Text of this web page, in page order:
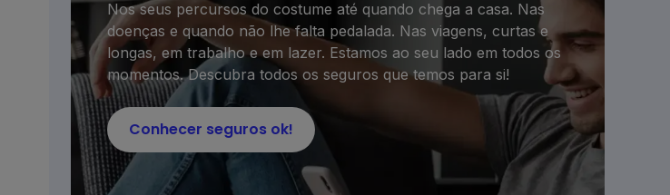
Nos seus percursos do costume até quando chega a casa. Nas
doenças e quando não lhe falta pedalada. Nas viagens, curtas e
longas, em trabalho e em lazer. Estamos ao seu lado em todos os
momentos. Descubra todos os seguros que temos para si!
Conhecer seguros ok!